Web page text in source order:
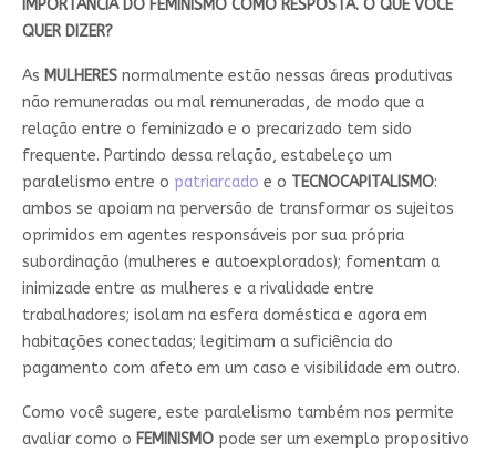
IMPORTÂNCIA DO FEMINISMO COMO RESPOSTA. O QUE VOCÊ
QUER DIZER?
As MULHERESnormalmente estão nessas áreas produtivas
não remuneradas ou mal remuneradas, de modo que a
relação entre o feminizado e o precarizado tem sido
frequente. Partindo dessa relação, estabeleço um
paralelismo entre o patriarcado e o TECNOCAPITALISMO:
ambos se apoiam na perversão de transformar os sujeitos
oprimidos em agentes responsáveis por sua própria
subordinação (mulheres e autoexplorados); fomentam a
inimizade entre as mulheres e a rivalidade entre
trabalhadores; isolam na esfera doméstica e agora em
habitações conectadas; legitimam a suficiência do
pagamento com afeto em um caso e visibilidade em outro.
Como você sugere, este paralelismo também nos permite
avaliar como o FEMINISMOpode ser um exemplo propositivo